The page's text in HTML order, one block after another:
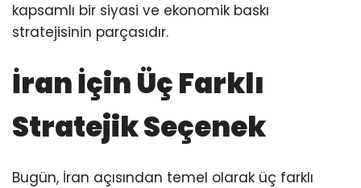
kapsamlı bir siyasi ve ekonomik baskı
stratejisinin parçasıdır.
İran İçin Üç Farklı
Stratejik Seçenek
Bugün, İran açısından temel olarak üç farklı